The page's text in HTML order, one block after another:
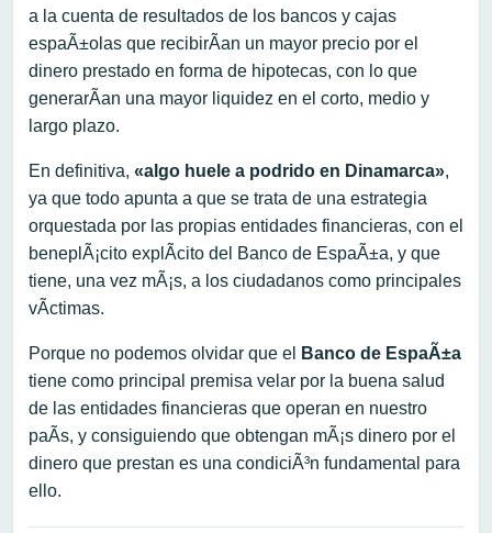
a la cuenta de resultados de los bancos y cajas
espaÃ±olas que recibirÃ­an un mayor precio por el
dinero prestado en forma de hipotecas, con lo que
generarÃ­an una mayor liquidez en el corto, medio y
largo plazo.
En definitiva, «algo huele a podrido en Dinamarca»,
ya que todo apunta a que se trata de una estrategia
orquestada por las propias entidades financieras, con el
beneplÃ¡cito explÃ­cito del Banco de EspaÃ±a, y que
tiene, una vez mÃ¡s, a los ciudadanos como principales
vÃ­ctimas.
Porque no podemos olvidar que el
Banco de EspaÃ±a
tiene como principal premisa velar por la buena salud
de las entidades financieras que operan en nuestro
paÃ­s, y consiguiendo que obtengan mÃ¡s dinero por el
dinero que prestan es una condiciÃ³n fundamental para
ello.